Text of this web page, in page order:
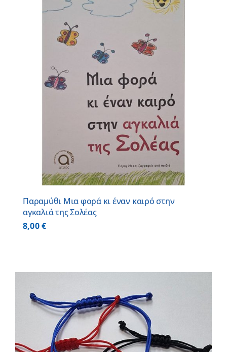
Παραμύθι Μια φορά κι έναν καιρό στην
αγκαλιά της Σολέας
8,00€